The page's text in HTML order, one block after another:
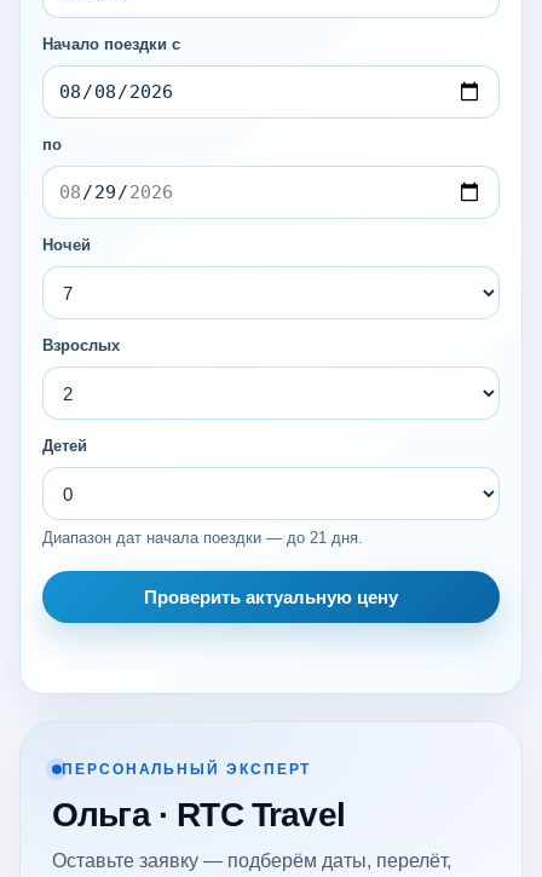
Начало поездки с
по
Ночей
Взрослых
Детей
Диапазон дат начала поездки — до 21 дня.
Проверить актуальную цену
ПЕРСОНАЛЬНЫЙ ЭКСПЕРТ
Ольга · RTC Travel
Оставьте заявку — подберём даты, перелёт,